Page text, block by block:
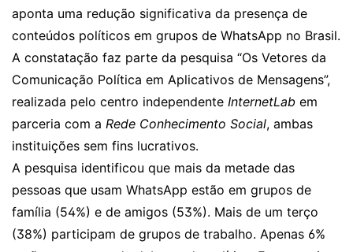
aponta uma redução significativa da presença de
conteúdos políticos em grupos de WhatsApp no Brasil.
A constatação faz parte da pesquisa “Os Vetores da
Comunicação Política em Aplicativos de Mensagens”,
realizada pelo centro independente InternetLab em
parceria com a Rede Conhecimento Social, ambas
instituições sem fins lucrativos.
A pesquisa identificou que mais da metade das
pessoas que usam WhatsApp estão em grupos de
família (54%) e de amigos (53%). Mais de um terço
(38%) participam de grupos de trabalho. Apenas 6%